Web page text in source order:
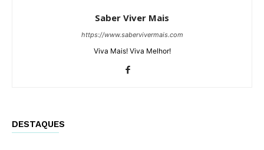
Saber Viver Mais
https://www.sabervivermais.com
Viva Mais! Viva Melhor!
DESTAQUES